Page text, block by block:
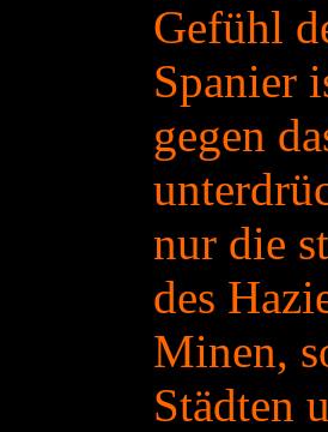
Gefühl
Spanier
gegen
nur die
des
Minen,
Städten